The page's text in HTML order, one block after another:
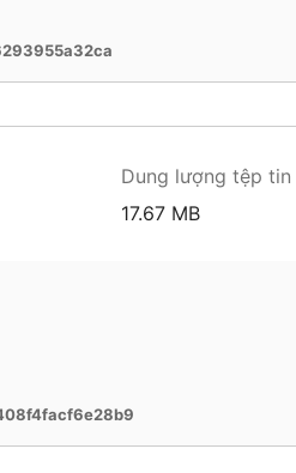
Dung lượng tệp tin
17.67 MB